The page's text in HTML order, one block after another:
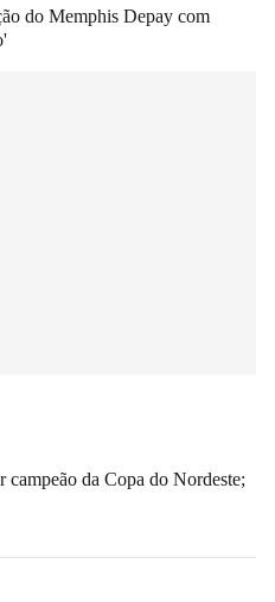
do Memphis Depay com
da Copa do Nordeste;